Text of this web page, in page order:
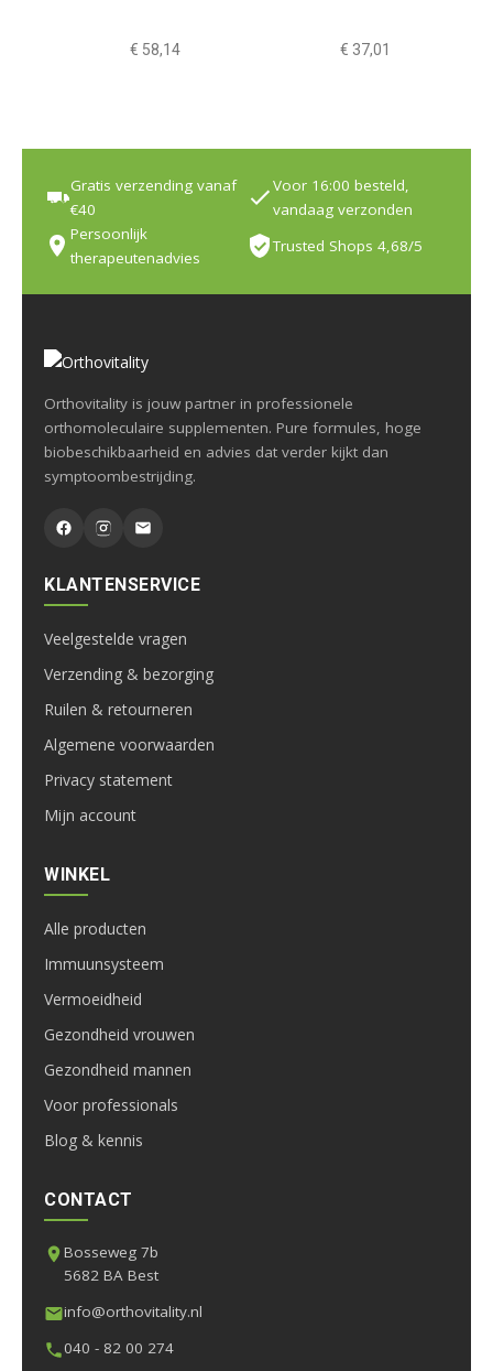
€ 58,14 € 37,01
Gratis verzending vanaf
€40
Voor 16:00 besteld,
vandaag verzonden
Persoonlijk
therapeutenadvies
Trusted Shops 4,68/5
Orthovitality is jouw partner in professionele
orthomoleculaire supplementen. Pure formules, hoge
biobeschikbaarheid en advies dat verder kijkt dan
symptoombestrijding.
KLANTENSERVICE
Veelgestelde vragen
Verzending & bezorging
Ruilen & retourneren
Algemene voorwaarden
Privacy statement
Mijn account
WINKEL
Alle producten
Immuunsysteem
Vermoeidheid
Gezondheid vrouwen
Gezondheid mannen
Voor professionals
Blog & kennis
CONTACT
Bosseweg 7b
5682 BA Best
info@orthovitality.nl
040 - 82 00 274